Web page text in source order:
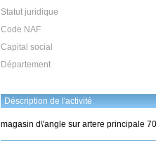
Statut juridique
Code NAF
Capital social
Département
Déscription de l'activité
magasin d\'angle sur artere principale